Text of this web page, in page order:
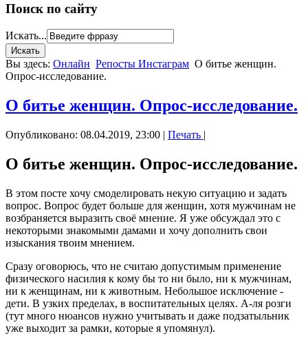
Поиск по сайту
Искать...
Вы здесь: Онлайн Репосты Инстаграм О битье женщин.
Опрос-исследование.
О битье женщин. Опрос-исследование.
Опубликовано: 08.04.2019, 23:00 | Печать |
О битье женщин. Опрос-исследование.
В этом посте хочу смоделировать некую ситуацию и задать
вопрос. Вопрос будет больше для женщин, хотя мужчинам не
возбраняется выразить своё мнение. Я уже обсуждал это с
некоторыми знакомыми дамами и хочу дополнить свои
изыскания твоим мнением.
Сразу оговорюсь, что не считаю допустимым применение
физического насилия к кому бы то ни было, ни к мужчинам,
ни к женщинам, ни к животным. Небольшое исключение -
дети. В узких пределах, в воспитательных целях. А-ля розги
(тут много нюансов нужно учитывать и даже подзатыльник
уже выходит за рамки, которые я упомянул).